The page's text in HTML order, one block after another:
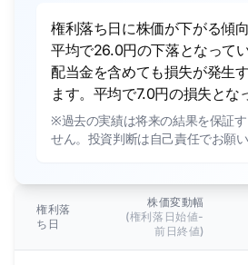
権利落ち日に株価が下がる傾
平均で26.0円の下落となってい
配当金を含めても損失が発生
ます。平均で7.0円の損失とな
※過去の実績は将来の結果を保証
せん。投資判断は自己責任でお願い
権利落
ち日
株価変動幅
(権利落日始値-
前日終値)